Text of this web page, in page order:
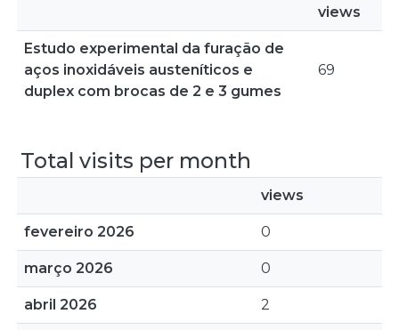
views
Estudo experimental da furação de
aços inoxidáveis austeníticos e
duplex com brocas de 2 e 3 gumes
69
Total visits per month
views
fevereiro 2026 0
março 2026 0
abril 2026 2